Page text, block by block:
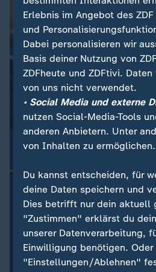
ZDFsportstudio Update
Alle Highlights der WM-Spiele
zum DFB-Team und die
Fußball-WM 2026 – kompakt und
abonnieren!
Newsletter
Mit dem Abonnieren-Button
Erlebnis im Angebot des
und
Dabei personalisieren wir
Basis deiner Nutzung von
ZDFheute und ZDFtivi.
von uns nicht verwendet.
• Social Media und externe
nutzen Social-Media-Tools
anderen Anbietern. Unter
von Inhalten zu ermöglichen.
Du kannst entscheiden, für
deine Daten speichern und
Dies betrifft nur dein aktuell
"Zustimmen" erklärst du
unserer Datenverarbeitung,
Einwilligung benötigen.
"Einstellungen/Ablehnen"